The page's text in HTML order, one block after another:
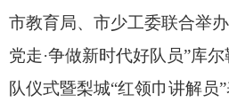
市教育局、 市少工委联合举
党走·争做新时代好队员”库
队仪式暨梨城“红领巾讲解员”